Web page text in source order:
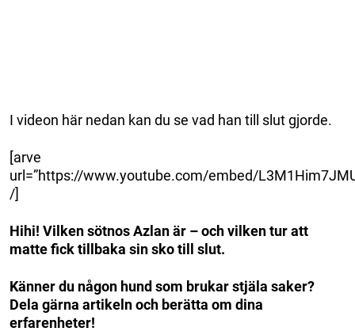
I videon här nedan kan du se vad han till slut gjorde.
[arve
url=”https://www.youtube.com/embed/
/]
Hihi! Vilken sötnos Azlan är – och vilken tur att
matte fick tillbaka sin sko till slut.
Känner du någon hund som brukar stjäla saker?
Dela gärna artikeln och berätta om dina
erfarenheter!